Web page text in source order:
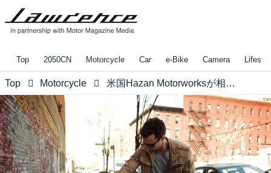
Top 2050CN Motorcycle Car e-Bike Camera
Top Motorcycle 米国Hazan Motorworksが相変わらずcool